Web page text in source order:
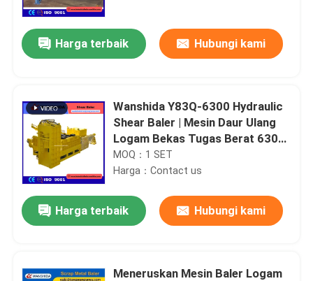
Harga terbaik Hubungi kami
Wanshida Y83Q-6300 Hydraulic
Shear Baler | Mesin Daur Ulang
Logam Bekas Tugas Berat 630-
Ton
MOQ：1 SET
Harga：Contact us
Harga terbaik Hubungi kami
Meneruskan Mesin Baler Logam